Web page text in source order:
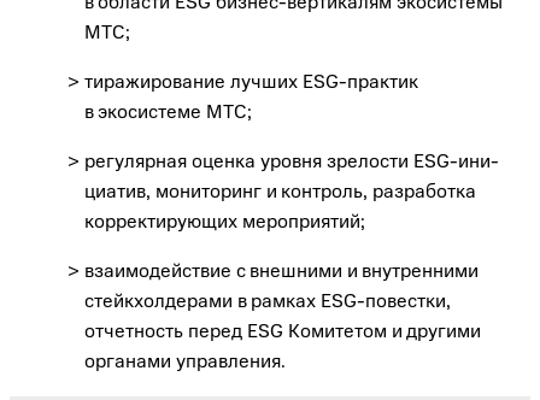
МТС;
тиражирование лучших ESG-практик
в экосистеме МТС;
регулярная оценка уровня зрелости ESG-ини­
циатив, мониторинг и контроль, разработка
корректирующих мероприятий;
взаимодействие с внешними и внутренними
стейкхолдерами в рамках ESG-повестки,
отчетность перед ESG Комитетом и другими
органами управления.